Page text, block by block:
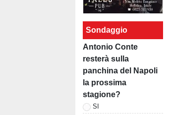
Sondaggio
Antonio Conte
resterà sulla
panchina del Napoli
la prossima
stagione?
SI